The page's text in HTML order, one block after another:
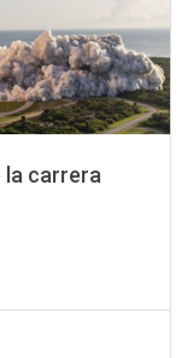
la carrera